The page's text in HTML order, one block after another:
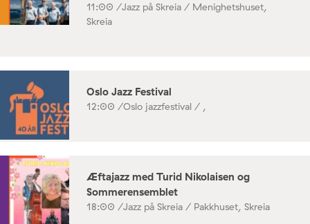
11:00 /Jazz på Skreia / Menighetshuset,
Skreia
Oslo Jazz Festival
12:00 /Oslo jazzfestival / ,
Æftajazz med Turid Nikolaisen og
Sommerensemblet
18:00 /Jazz på Skreia / Pakkhuset, Skreia